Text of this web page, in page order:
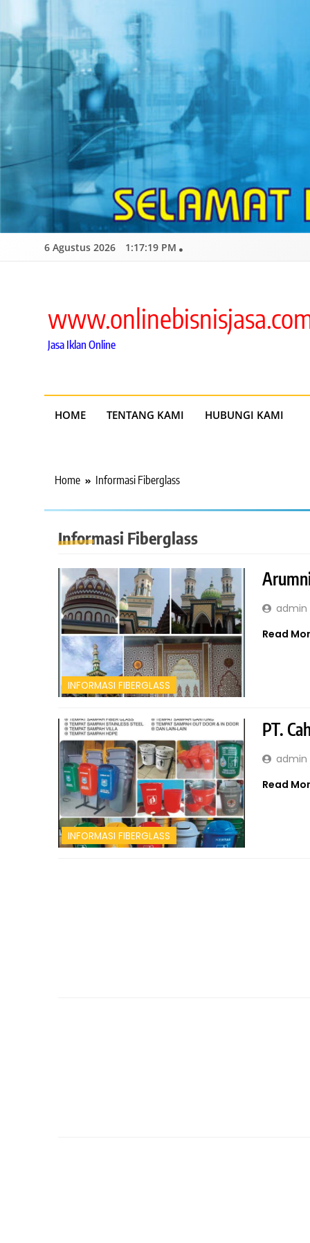
content
6 Agustus 2026 1:17:20 PM
Jasa Iklan Online
HOME TENTANG KAMI HUBUNGI KAMI
Home Informasi Fiberglass
Informasi Fiberglass
INFORMASI FIBERGLASS
admin
Read
INFORMASI FIBERGLASS
PT.
admin
Read